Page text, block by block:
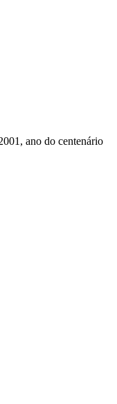
ano do centenário